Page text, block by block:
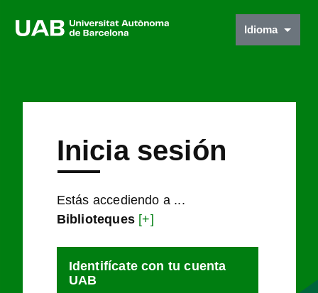
Idioma
Inicia sesión
Estás accediendo a ...
Biblioteques [+]
Identifícate con tu cuenta
UAB